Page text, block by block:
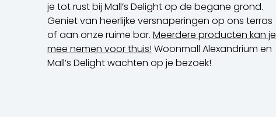
je tot rust bij Mall’s Delight op de begane grond.
Geniet van heerlijke versnaperingen op ons terras
of aan onze ruime bar. Meerdere producten kan je
mee nemen voor thuis! Woonmall Alexandrium en
Mall’s Delight wachten op je bezoek!